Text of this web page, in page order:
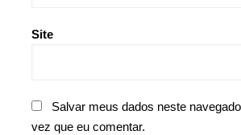
Site
Salvar meus dados neste
vez que eu comentar.